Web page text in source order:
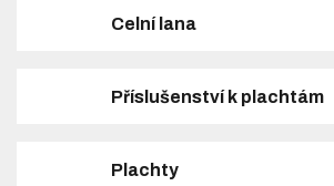
Celní lana
Příslušenství k plachtám
Plachty